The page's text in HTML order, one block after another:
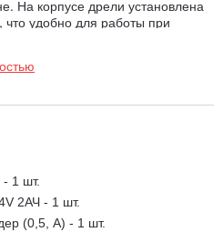
На корпусе дрели установлена
что удобно для работы при
АКБ 2 А/ч и З/У:
мм.
вес - 1.3 кг.
1 шт.
2АЧ - 1 шт.
(0,5, А) - 1 шт.